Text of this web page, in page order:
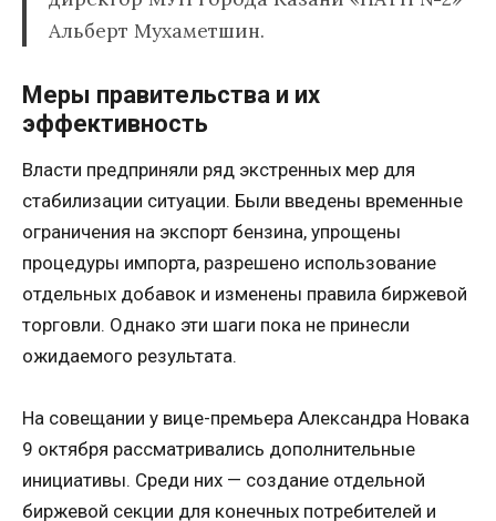
Альберт Мухаметшин.
Меры правительства и их
эффективность
Власти предприняли ряд экстренных мер для
стабилизации ситуации. Были введены временные
ограничения на экспорт бензина, упрощены
процедуры импорта, разрешено использование
отдельных добавок и изменены правила биржевой
торговли. Однако эти шаги пока не принесли
ожидаемого результата.
На совещании у вице-премьера Александра Новака
9 октября рассматривались дополнительные
инициативы. Среди них — создание отдельной
биржевой секции для конечных потребителей и